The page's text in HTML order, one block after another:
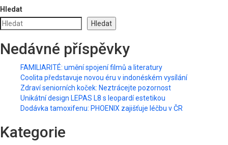
Hledat
Hledat
Nedávné příspěvky
FAMILIARITÉ: umění spojení filmů a literatury
Coolita představuje novou éru v indonéském vysílání
Zdraví seniorních koček: Neztrácejte pozornost
Unikátní design LEPAS L8 s leopardí estetikou
Dodávka tamoxifenu: PHOENIX zajišťuje léčbu v ČR
Kategorie